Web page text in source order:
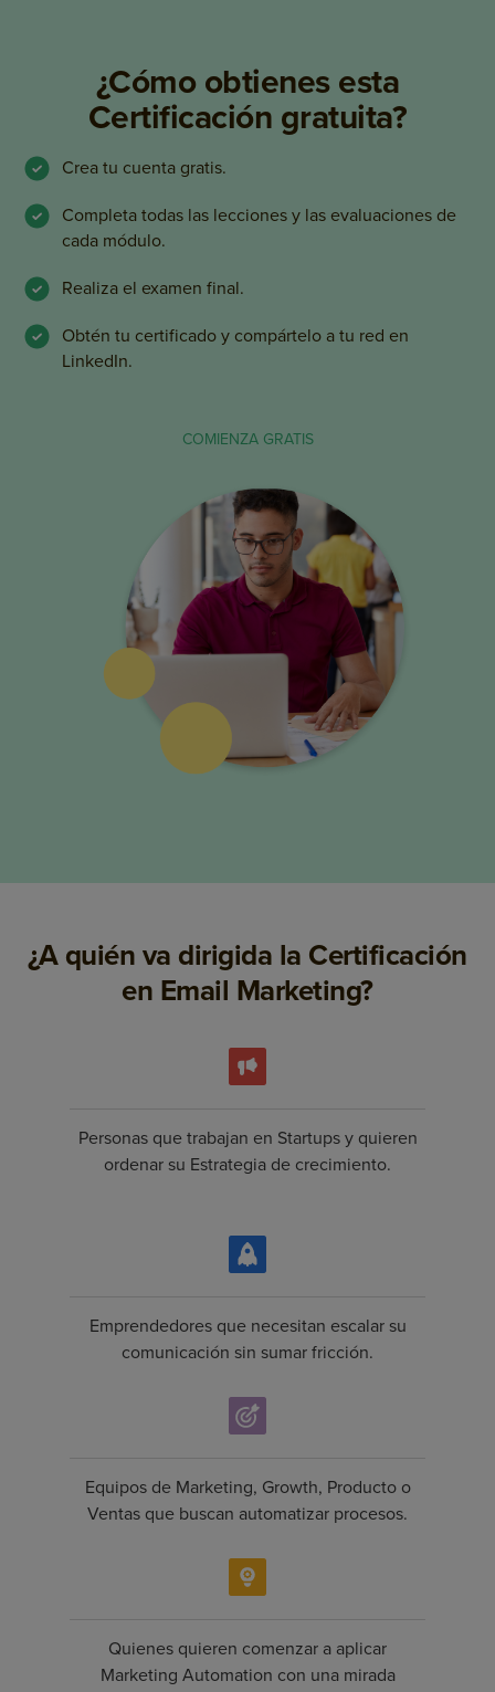
¿Cómo obtienes esta
Certificación gratuita?
Crea tu cuenta gratis.
Completa todas las lecciones y las evaluaciones de
cada módulo.
Realiza el examen final.
Obtén tu certificado y compártelo a tu red en
LinkedIn.
COMIENZA GRATIS
¿A quién va dirigida la Certificación
en Email Marketing?
Personas que trabajan en Startups y quieren
ordenar su Estrategia de crecimiento.
Emprendedores que necesitan escalar su
comunicación sin sumar fricción.
Equipos de Marketing, Growth, Producto o
Ventas que buscan automatizar procesos.
Quienes quieren comenzar a aplicar
Marketing Automation con una mirada